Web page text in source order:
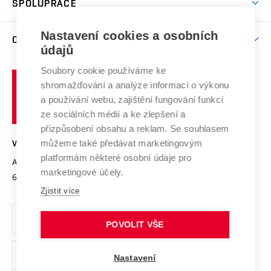
Brno
Celoživotní vzdělávání
E-přihláška
Závěrečné práce
Doktorské studium
Studium bez bariér
Podpora podnikání
Mezinárodní vědecká rada
Systém zajišťování kvality výzkumu
Výzkumné infrastruktury
Transfer znalostí
Open Science
Projekty
Projekty ze strukturálních fondů
Specifický výzkum
SPOLUPRÁCE
Zahraniční spolupráce
Spolupráce se školami
Služby univerzity
Mezinárodní dohody
Univerzitní sítě
O UNIVERZITĚ
Profil univerzity
Udržitelná univerzita
Podnikavá univerzita / ContriBUTe
Bezpečná univerzita
Vyznamenání
Organizační struktura
Ochrana osobních údajů
odkaz)
učení
technické
VYSOKÉ UČENÍ TECHNICKÉ V BRNĚ
Antonínská 548/1
602 00 Brno
www.vut.cz
vut@vutbr.cz
Nastavení cookies a osobních
údajů
Soubory cookie používáme ke
shromažďování a analýze informací o výkonu
a používání webu, zajištění fungování funkcí
ze sociálních médií a ke zlepšení a
přizpůsobení obsahu a reklam. Se souhlasem
můžeme také předávat marketingovým
platformám některé osobní údaje pro
marketingové účely.
Zjistit více
POVOLIT VŠE
Nastavení